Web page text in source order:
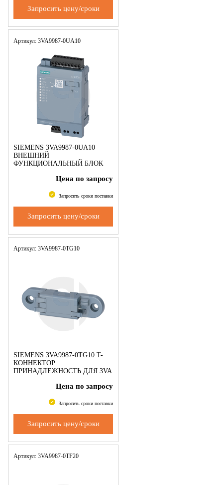
Запросить цену/сроки
Артикул: 3VA9987-0UA10
SIEMENS 3VA9987-0UA10
ВНЕШНИЙ
ФУНКЦИОНАЛЬНЫЙ БЛОК
СОЕДИНИТЕЛЬНЫЙ КАБЕЛЬ
ПРИНАДЛЕЖНОСТЬ ДЛЯ
Цена по запросу
Запросить сроки поставки
Запросить цену/сроки
Артикул: 3VA9987-0TG10
SIEMENS 3VA9987-0TG10 T-
КОННЕКТОР
ПРИНАДЛЕЖНОСТЬ ДЛЯ 3VA
Цена по запросу
Запросить сроки поставки
Запросить цену/сроки
Артикул: 3VA9987-0TF20